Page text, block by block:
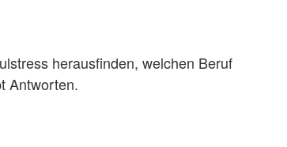
herausfinden, welchen Beruf
Antworten.